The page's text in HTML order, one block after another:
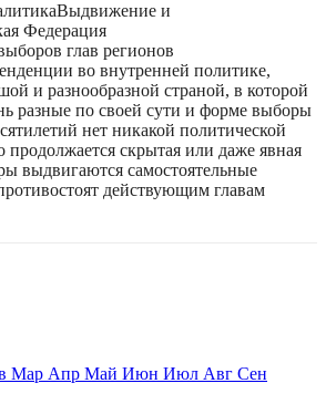
Выдвижение и
Федерация
глав регионов
во внутренней политике,
и разнообразной страной, в которой
разные по своей сути и форме выборы
нет никакой политической
продолжается скрытая или даже явная
выдвигаются самостоятельные
действующим главам
Мар Апр Май Июн Июл Авг Сен